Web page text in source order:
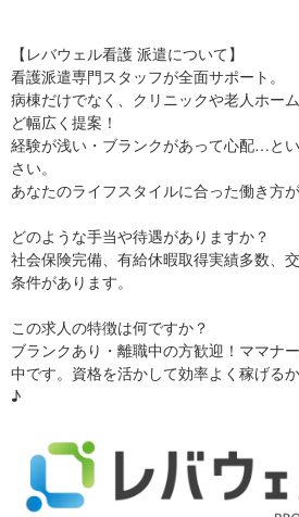
【レバウェル看護 派遣について】
看護派遣専門スタッフが全面サポート。
病棟だけでなく、クリニックや老人ホー
ど幅広く提案！
経験が浅い・ブランクがあって心配…と
さい。
あなたのライフスタイルに合った働き方
どのような手当や待遇がありますか？
社会保険完備、有給休暇取得実績多数、
条件があります。
この求人の特徴は何ですか？
ブランクあり・離職中の方歓迎！ママナ
中です。資格を活かして効率よく稼げる
♪